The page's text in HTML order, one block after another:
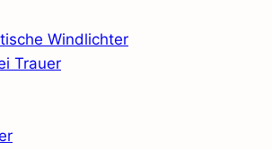
Windlichter
Trauer